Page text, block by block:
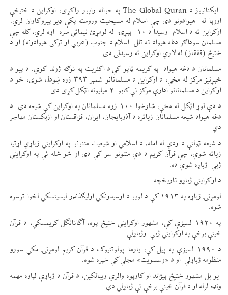
ایکنانیوز د The Global Quran په حواله راپور راکړی، اوکراین د ختیځې
اروپا له هیوادونو دی چې اسلام له مسیحیت وروسته پکې ډیر پیروکاران لري.
اوکراین ته د اسلام رسیدا د ۱۰ پېړۍ له لومړئ نیمائي سره اړه لري، کله چې
مسلمان سوداګر دغه هیواد ته تلل. اسلام د جنوب (عربي او ترکی هیوادونه) او د
ختیځ (قفقاز) له لارې اوکراین ته رسیدلی دی.
مسلمانان د دغه هیواد په کریمه ټاپو کې د اکثریت په توګه ژوند کوي. د پیو د
څېړنیز مرکز له مخې، د اوکراین د مسلمانانو شمېر ۳۹۳ زره ښودل شوی، خو د
اوکراین د مسلمانانو ادارې مرکز ئې کابو ۲ میلیونه اټکل کړی دی.
د دې لوړ اټکل له مخې، شاوخوا ۱۰۰ زره مسلمانان په اوکراین کې شیعه دي. د
دغه هیواد شیعه مسلمانان زیاتره د آذربایجان، ایران، قزاقستان او ازبکستان مهاجر
دي.
د شیعه ټولنې د ودې له امله، د اسلامي او شیعیت متنونو په اوکرایني ژباړې اړتیا
زیاته شوې، چې قرآن کریم د دې متنونو سر کې دی او څو ځله ئې په اوکرایني
ژبې ژباړه شوې ده.
د اوکرایني ژباړو تاریخچه:
لومړنۍ ژباړه په ۱۹۱۳ کې د لویو د اوسیدونکي اولیګذنډر لیسینسکي لخوا ترسره
شوه.
په ۱۹۲۰ لسیزې کې، مشهور اوکرایني ختیځ پوه، آگاتانگل کریمسکي، د قرآن
ځینې برخې په اوکرایني ژبې وژباړلې.
د ۱۹۹۰ لسیزې په پیل کې، یارما پولوتنیوک د قرآن کریم لومړنۍ مکي سورو
منظومه ژباړلې او د «وسسویت» مجلې کې خپره شوه.
یو بل مشهور ختیځ پيژاند او کارپوه والري ریبالکین، د قرآن د ژباړې لپاره مهمه
ونډه لرله او د قرآن ځینې برخې ئې ژباړلي دي.